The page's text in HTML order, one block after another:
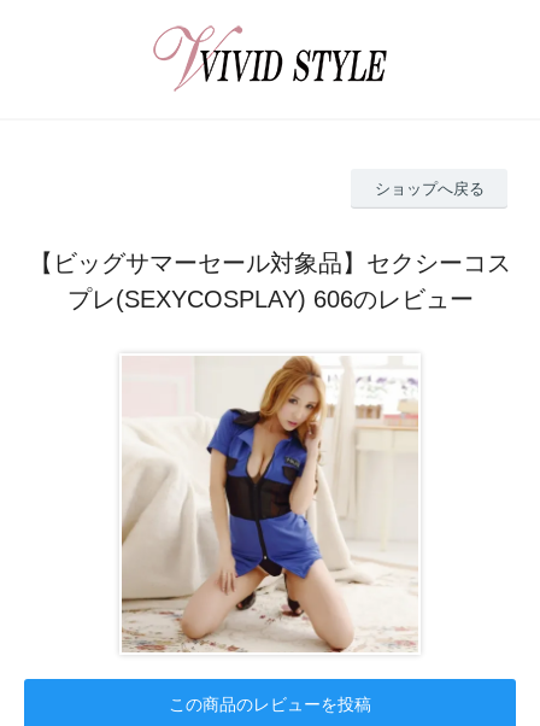
ショップへ戻る
【ビッグサマーセール対象品】セクシーコス
プレ(SEXYCOSPLAY) 606のレビュー
この商品のレビューを投稿